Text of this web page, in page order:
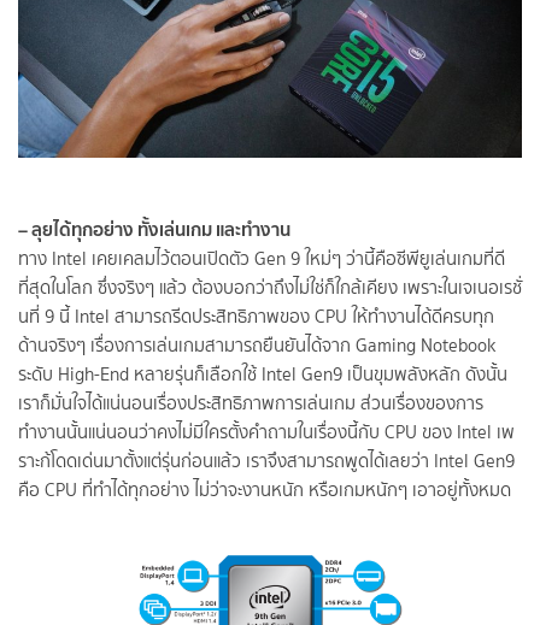
– ลุยได้ทุกอย่าง ทั้งเล่นเกม และทำงาน
ทาง Intel เคยเคลมไว้ตอนเปิดตัว Gen 9 ใหม่ๆ ว่านี้คือซีพียูเล่นเกมที่ดี
ที่สุดในโลก ซึ่งจริงๆ แล้ว ต้องบอกว่าถึงไม่ใช่ก็ใกล้เคียง เพราะในเจเนอเรชั่
นที่ 9 นี้ Intel สามารถรีดประสิทธิภาพของ CPU ให้ทำงานได้ดีครบทุก
ด้านจริงๆ เรื่องการเล่นเกมสามารถยืนยันได้จาก Gaming Notebook
ระดับ High-End หลายรุ่นก็เลือกใช้ Intel Gen9 เป็นขุมพลังหลัก ดังนั้น
เราก็มั่นใจได้แน่นอนเรื่องประสิทธิภาพการเล่นเกม ส่วนเรื่องของการ
ทำงานนั้นแน่นอนว่าคงไม่มีใครตั้งคำถามในเรื่องนี้กับ CPU ของ Intel เพ
ราะก้โดดเด่นมาตั้งแต่รุ่นก่อนแล้ว เราจึงสามารถพูดได้เลยว่า Intel Gen9
คือ CPU ที่ทำได้ทุกอย่าง ไม่ว่าจะงานหนัก หรือเกมหนักๆ เอาอยู่ทั้งหมด